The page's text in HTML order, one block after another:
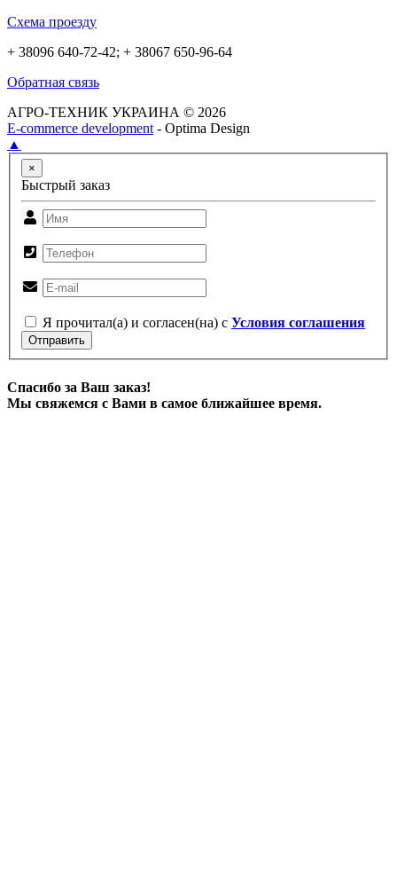
Схема проезду
+ 38096 640-72-42; + 38067 650-96-64
Обратная связь
АГРО-ТЕХНИК УКРАИНА © 2026
E-commerce development - Optima Design
▲
×
Быстрый заказ
Я прочитал(а) и согласен(на) с Условия соглашения
Отправить
Спасибо за Ваш заказ!
Мы свяжемся с Вами в самое ближайшее время.